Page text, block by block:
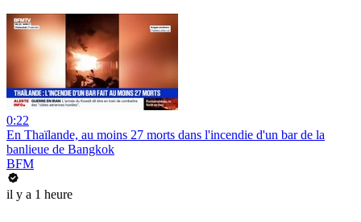
0:22
En Thaïlande, au moins 27 morts dans l'incendie d'un bar de la
banlieue de Bangkok
BFM
il y a 1 heure